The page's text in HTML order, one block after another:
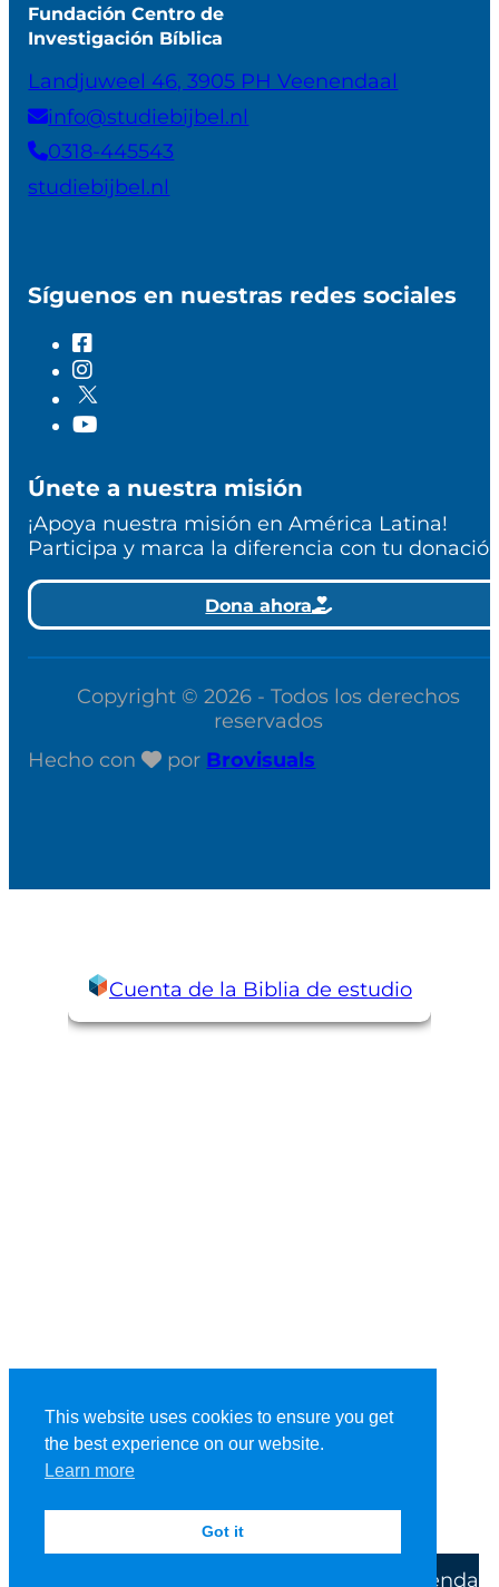
This website uses cookies to ensure you get
the best experience on our website.
Learn more
Got it
Fundación Centro de
Investigación Bíblica
Landjuweel 46, 3905 PH Veenendaal
info@studiebijbel.nl
0318-445543
studiebijbel.nl
Síguenos en nuestras redes sociales
Únete a nuestra misión
¡Apoya nuestra misión en América Latina!
Participa y marca la diferencia con tu
Dona ahora
Copyright © 2026 - Todos los derechos
reservados
Hecho con
por Brovisuals
Tienda
Cuenta de la Biblia de estudio